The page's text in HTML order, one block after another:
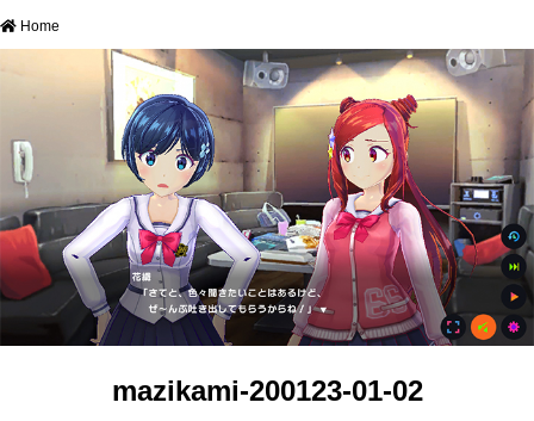
RTS/MOBA
アクション
シミュレーション
牧場婚活
DEAD OR ALIVE XVV
パズル/クイズ
ノベル
おすすめ
ゲーム自動化
Home
mazikami-200123-01-02